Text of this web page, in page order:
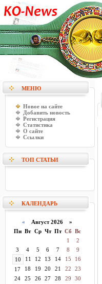
МЕНЮ
Новое на сайте
Добавить новость
Регистрация
Статистика
О сайте
Ссылки
ТОП СТАТЬИ
КАЛЕНДАРЬ
«
Август 2026 »
Пн Вт Ср Чт Пт Сб Вс
1
2
3
4 5 6 7 8
9
10
11 12 13 14 15
16
17
18 19 20 21 22
23
24
25 26 27 28 29
30